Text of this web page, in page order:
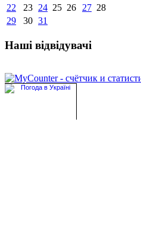
22
23 24 25 26 27 28
29
30 31
Наші відвідувачі